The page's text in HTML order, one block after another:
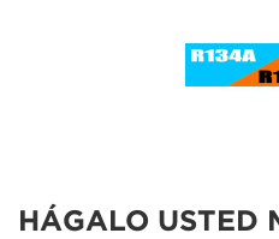
HÁGALO USTED